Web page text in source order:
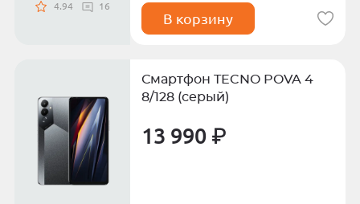
4.94 16
В корзину
Смартфон TECNO POVA 4
8/128 (серый)
13 990 ₽